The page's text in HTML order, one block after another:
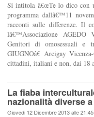
Si intitola â€œTe lo dico con
programma dallâ€™11
racconti sulle differenze. Il
lâ€™Associazione AGEDO
Genitori di omosessuali e
GIUGNOâ€ Arcigay
cittadini, italiani e non, dai 18
La fiaba
nazionalità diverse
Giovedi 12 Dicembre 2013 alle 21:45